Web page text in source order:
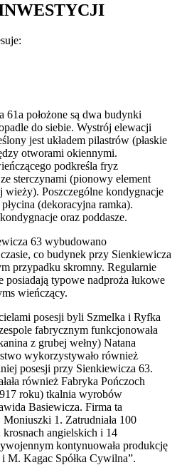
położone są dwa budynki
do siebie. Wystrój elewacji
jest układem pilastrów (płaskie
otworami okiennymi.
podkreśla fryz
sterczynami (pionowy element
wieży). Poszczególne kondygnacje
(dekoracyjna ramka).
oraz poddasze.
63 wybudowano
co budynek przy Sienkiewicza
przypadku skromny. Regularnie
typowe nadproża łukowe
wieńczący.
posesji byli Szmelka i Ryfka
fabrycznym funkcjonowała
z grubej wełny) Natana
wykorzystywało również
posesji przy Sienkiewicza 63.
również Fabryka Pończoch
roku) tkalnia wyrobów
Basiewicza. Firma ta
Moniuszki 1. Zatrudniała 100
angielskich i 14
kontynuowała produkcję
M. Kagac Spółka Cywilna”.